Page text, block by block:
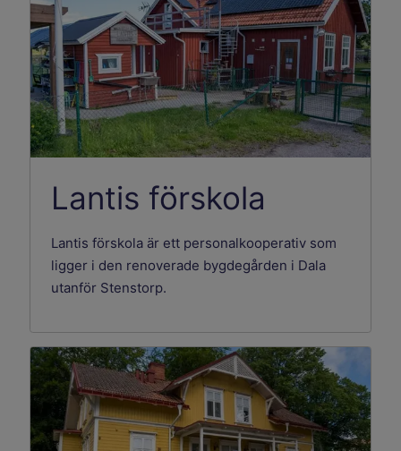
Lantis förskola
Lantis förskola är ett personalkooperativ som
ligger i den renoverade bygdegården i Dala
utanför Stenstorp.